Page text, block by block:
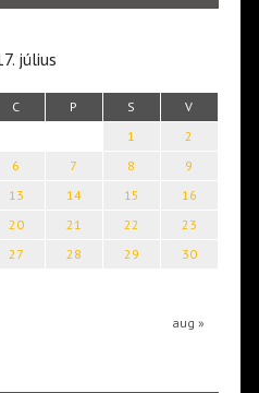
július
C P S V
aug »
1
2
6 7 8
9
13 14 15
16
20 21 22
23
27 28 29
30